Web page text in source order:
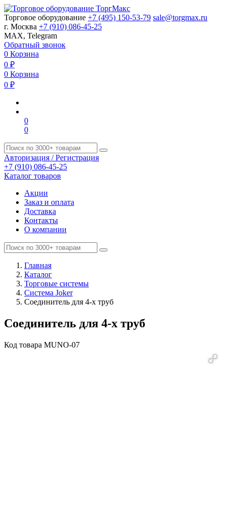
Торговое оборудование +7 (495) 150-53-79 sale@torgmax.ru
г. Москва +7 (910) 086-45-25
MAX, Telegram
Обратный звонок
0 Корзина
0 ₽
0 Корзина
0 ₽
0
0
Авторизация / Регистрация
+7 (910) 086-45-25
Каталог товаров
Акции
Заказ и оплата
Доставка
Контакты
О компании
Главная
Каталог
Торговые системы
Система Joker
Соединитель для 4-х труб
Соединитель для 4-х труб
Код товара MUNO-07